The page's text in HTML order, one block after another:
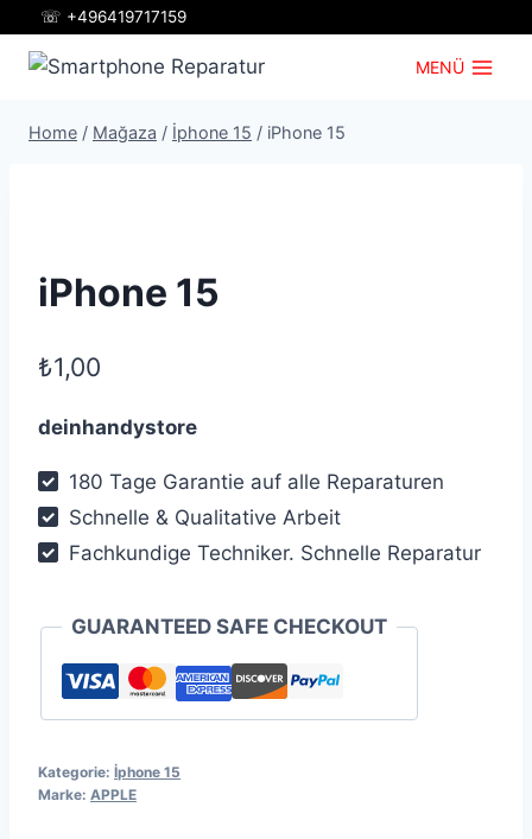
Inhalt
springen
☏ +496419717159
MENÜ
Home / Mağaza / İphone 15 / iPhone 15
iPhone 15
₺1,00
deinhandystore
180 Tage Garantie auf alle Reparaturen
Schnelle & Qualitative Arbeit
Fachkundige Techniker. Schnelle Reparatur
GUARANTEED SAFE CHECKOUT
Kategorie: İphone 15
Marke: APPLE